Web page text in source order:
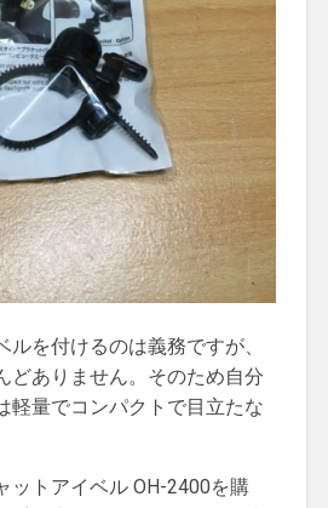
を付けるのは義務ですが、
どありません。そのため自分
軽量でコンパクトで目立たな
ットアイベル OH-2400を購